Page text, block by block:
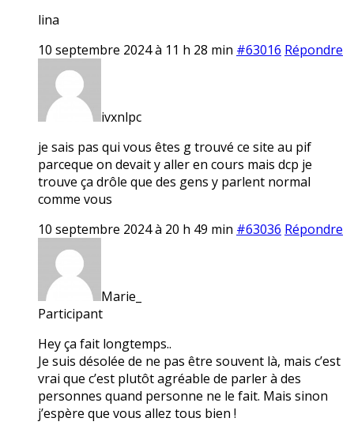
lina
10 septembre 2024 à 11 h 28 min #63016 Répondre
ivxnlpc
je sais pas qui vous êtes g trouvé ce site au pif
parceque on devait y aller en cours mais dcp je
trouve ça drôle que des gens y parlent normal
comme vous
10 septembre 2024 à 20 h 49 min #63036 Répondre
Marie_
Participant
Hey ça fait longtemps..
Je suis désolée de ne pas être souvent là, mais c’est
vrai que c’est plutôt agréable de parler à des
personnes quand personne ne le fait. Mais sinon
j’espère que vous allez tous bien !